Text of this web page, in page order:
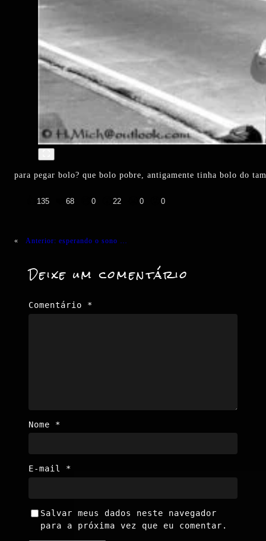
para pegar bolo? que bolo pobre, antigamente tinha bolo do
135 68 0 22 0 0
« Anterior: esperando o sono …
Deixe um comentário
Comentário *
Nome *
E-mail *
Salvar meus dados neste navegador
para a próxima vez que eu comentar.